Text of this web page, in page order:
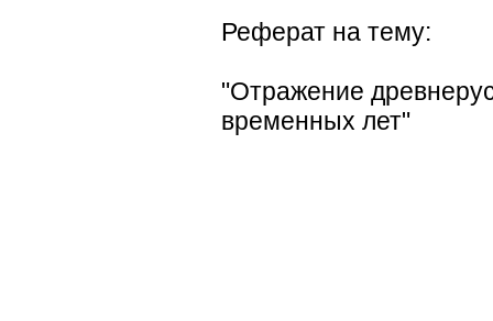
Реферат на тему:
"Отражение
временных лет"